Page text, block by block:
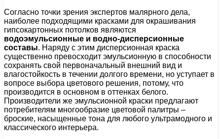
Согласно точки зрения экспертов малярного дела,
наиболее подходящими красками для окрашивания
гипсокартонных потолков являются
водоэмульсионные и водно-дисперсионные
составы. Наряду с этим дисперсионная краска
существенно превосходит эмульсионную в способности
сохранять свой первоначальный внешний вид и
влагостойкость в течении долгого времени, но уступает в
вопросе выбора цветового решения, потому, что
производится в основном в оттенках белого.
Производители же эмульсионной краски предлагают
потребителям многообразие цветовой палитры –
броские, насыщенные тона для любого ультрамодного и
классического интерьера.